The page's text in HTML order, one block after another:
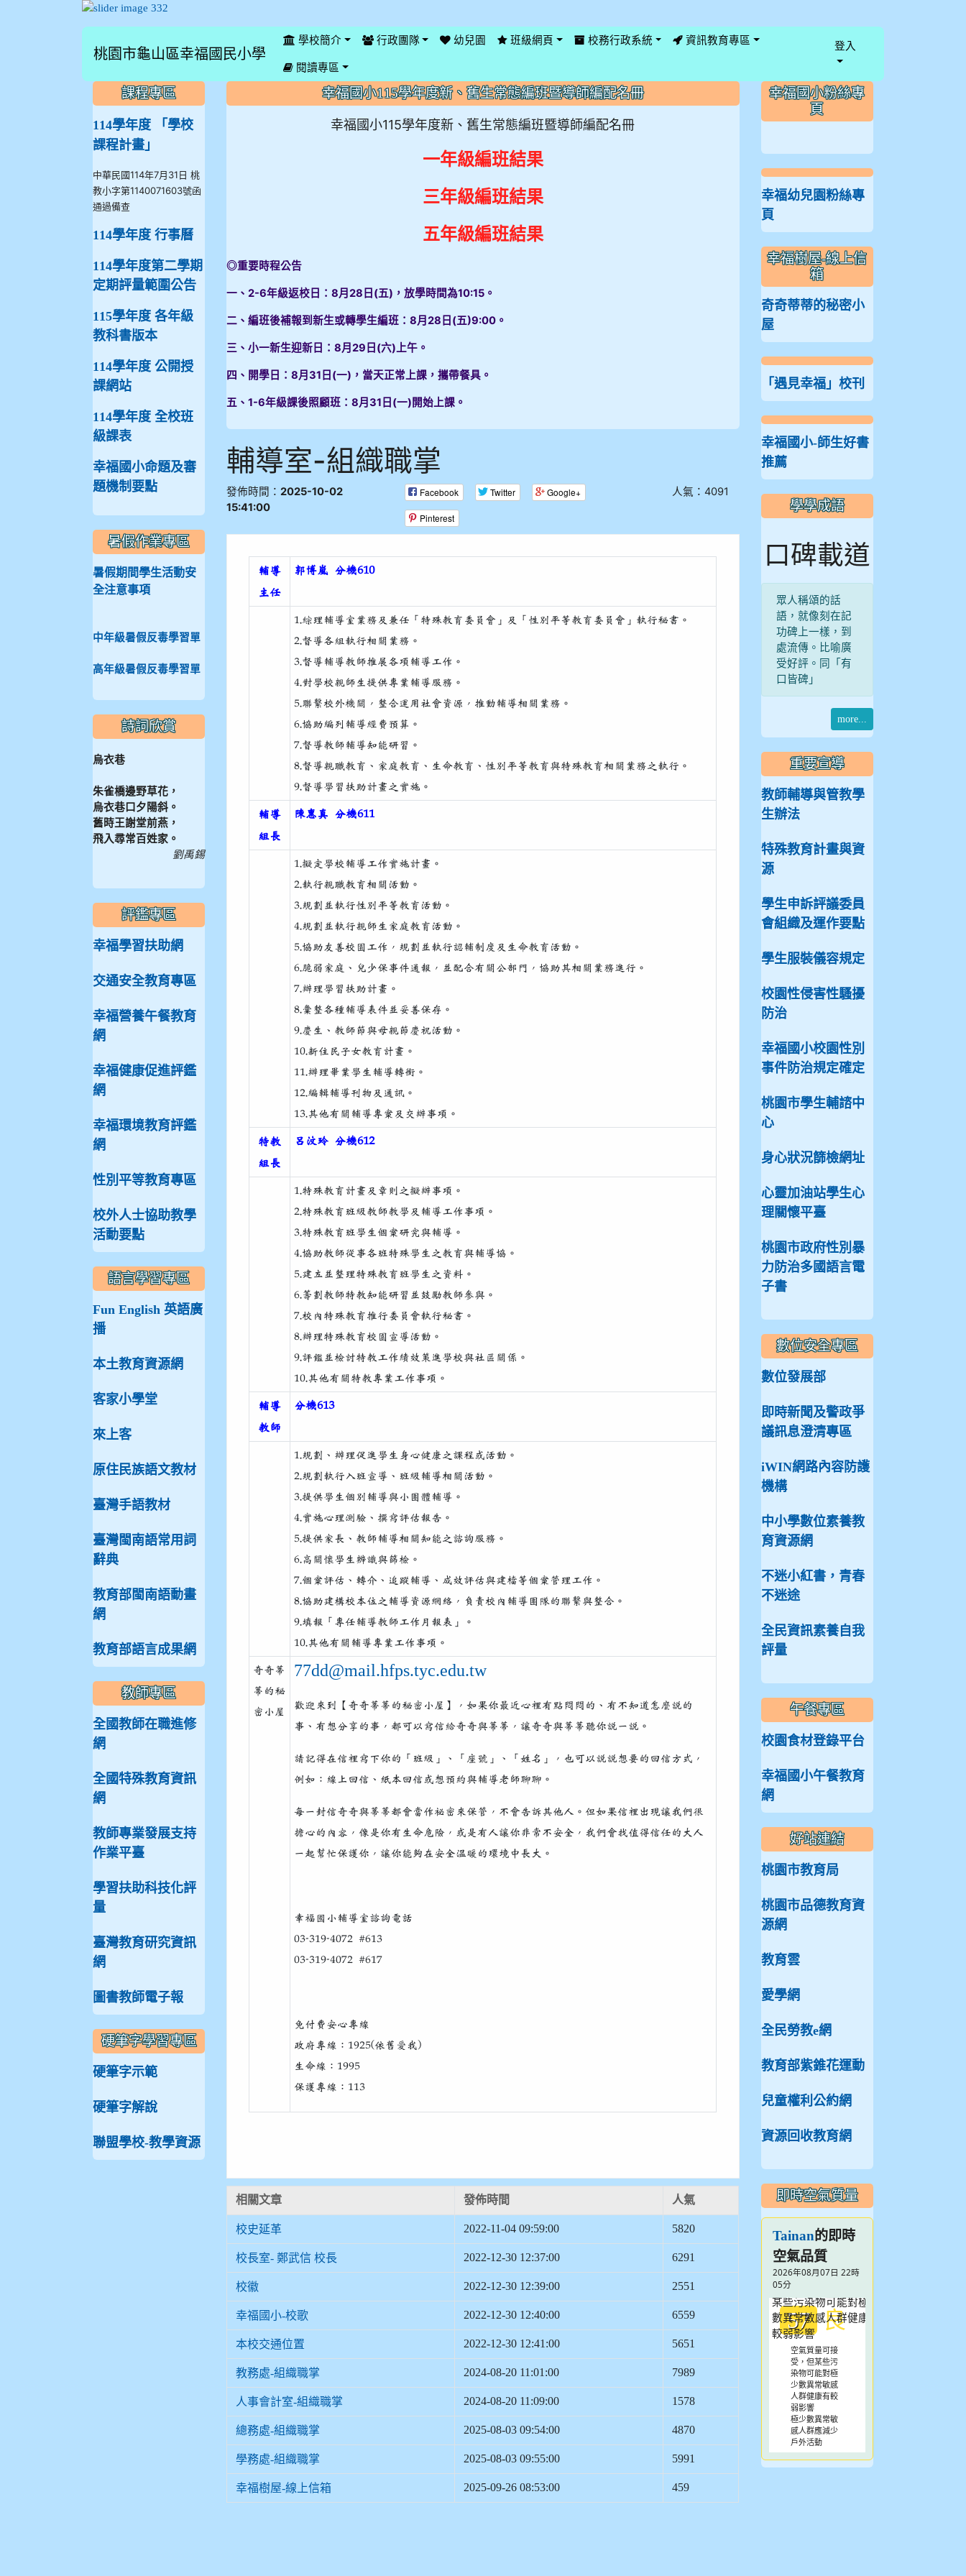
桃園市龜山區幸福國民小學
學校簡介 行政團隊 幼兒園 班級網頁 校務行政系統 資訊教育專區
閱讀專區
登入
::: 幸福國小115學年度新、舊生常態編班暨導師編配名冊
幸福國小115學年度新、舊生常態編班暨導師編配名冊
一年級編班結果
三年級編班結果
五年級編班結果
◎重要時程公告
一、2-6年級返校日：8月28日(五)，放學時間為10:15。
二、編班後補報到新生或轉學生編班：8月28日(五)9:00。
三、小一新生迎新日：8月29日(六)上午。
四、開學日：8月31日(一)，當天正常上課，攜帶餐具。
五、1-6年級課後照顧班：8月31日(一)開始上課。
輔導室-組織職掌
發佈時間：2025-10-02
15:41:00
Facebook Twitter Google+
Pinterest
人氣：4091
輔導
主任
郭博嵐 分機610
1.綜理輔導室業務及兼任「特殊教育委員會」及「性別平等教育委員會」執行秘書。
2.督導各組執行相關業務。
3.督導輔導教師推展各項輔導工作。
4.對學校親師生提供專業輔導服務。
5.聯繫校外機關，整合運用社會資源，推動輔導相關業務。
6.協助編列輔導經費預算。
7.督導教師輔導知能研習。
8.督導親職教育、家庭教育、生命教育、性別平等教育與特殊教育相關業務之執行。
9.督導學習扶助計畫之實施。
輔導
組長
陳惠真 分機611
1.擬定學校輔導工作實施計畫。
2.執行親職教育相關活動。
3.規劃並執行性別平等教育活動。
4.規劃並執行親師生家庭教育活動。
5.協助友善校園工作，規劃並執行認輔制度及生命教育活動。
6.脆弱家庭、兒少保事件通報，並配合有關公部門，協助其相關業務進行。
7.辦理學習扶助計畫。
8.彙整各種輔導表件並妥善保存。
9.慶生、教師節與母親節慶祝活動。
10.新住民子女教育計畫。
11.辦理畢業學生輔導轉銜。
12.編輯輔導刊物及通訊。
13.其他有關輔導專案及交辦事項。
特教
組長
呂汶玲 分機612
1.特殊教育計畫及章則之擬辦事項。
2.特殊教育班級教師教學及輔導工作事項。
3.特殊教育班學生個案研究與輔導。
4.協助教師從事各班特殊學生之教育與輔導協。
5.建立並整理特殊教育班學生之資料。
6.籌劃教師特教知能研習並鼓勵教師參與。
7.校內特殊教育推行委員會執行秘書。
8.辦理特殊教育校園宣導活動。
9.評鑑並檢討特教工作績效策進學校與社區關係。
10.其他有關特教專業工作事項。
輔導
教師
分機613
1.規劃、辦理促進學生身心健康之課程或活動。
2.規劃執行入班宣導、班級輔導相關活動。
3.提供學生個別輔導與小團體輔導。
4.實施心理測驗、撰寫評估報告。
5.提供家長、教師輔導相關知能之諮詢服務。
6.高關懷學生辨識與篩檢。
7.個案評估、轉介、追蹤輔導、成效評估與建檔等個案管理工作。
8.協助建構校本位之輔導資源網絡，負責校內輔導團隊的聯繫與整合。
9.填報「專任輔導教師工作月報表」。
10.其他有關輔導專業工作事項。
奇奇蒂
蒂的秘
密小屋
77dd@mail.hfps.tyc.edu.tw
歡迎來到【奇奇蒂蒂的秘密小屋】，如果你最近心裡有點悶悶的、有不知道怎麼說的
事、有想分享的事，都可以寫信給奇奇與蒂蒂，讓奇奇與蒂蒂聽你說一說。
請記得在信裡寫下你的「班級」、「座號」、「姓名」，也可以說說想要的回信方式，
例如：線上回信、紙本回信或想預約與輔導老師聊聊。
每一封信奇奇與蒂蒂都會當作祕密來保管，不會告訴其他人。但如果信裡出現讓我們很
擔心的內容，像是你有生命危險，或是有人讓你非常不安全，我們會找值得信任的大人
一起幫忙保護你，讓你能夠在安全溫暖的環境中長大。
幸福國小輔導室諮詢電話
03-319-4072 #613
03-319-4072 #617
免付費安心專線
政府專線：1925(依舊愛我)
生命線：1995
保護專線：113
相關文章 發佈時間 人氣
校史延革 2022-11-04 09:59:00 5820
校長室- 鄭武信 校長 2022-12-30 12:37:00 6291
校徽 2022-12-30 12:39:00 2551
幸福國小-校歌 2022-12-30 12:40:00 6559
本校交通位置 2022-12-30 12:41:00 5651
教務處-組織職掌 2024-08-20 11:01:00 7989
人事會計室-組織職掌 2024-08-20 11:09:00 1578
總務處-組織職掌 2025-08-03 09:54:00 4870
學務處-組織職掌 2025-08-03 09:55:00 5991
幸福樹屋-線上信箱 2025-09-26 08:53:00 459
::: 課程專區
114學年度 「學校
課程計畫」
中華民國114年7月31日 桃
教小字第1140071603號函
通過備查
114學年度 行事曆
114學年度第二學期
定期評量範圍公告
115學年度 各年級
教科書版本
114學年度 公開授
課網站
114學年度 全校班
級課表
幸福國小命題及審
題機制要點
暑假作業專區
暑假期間學生活動安
全注意事項
中年級暑假反毒學習單
高年級暑假反毒學習單
詩詞欣賞
烏衣巷
朱雀橋邊野草花，
烏衣巷口夕陽斜。
舊時王謝堂前燕，
飛入尋常百姓家。
劉禹錫
評鑑專區
幸福學習扶助網
交通安全教育專區
幸福營養午餐教育
網
幸福健康促進評鑑
網
幸福環境教育評鑑
網
性別平等教育專區
校外人士協助教學
活動要點
語言學習專區
Fun English 英語廣
播
本土教育資源網
客家小學堂
來上客
原住民族語文教材
臺灣手語教材
臺灣閩南語常用詞
辭典
教育部閩南語動畫
網
教育部語言成果網
教師專區
全國教師在職進修
網
全國特殊教育資訊
網
教師專業發展支持
作業平臺
學習扶助科技化評
量
臺灣教育研究資訊
網
圖書教師電子報
硬筆字學習專區
硬筆字示範
硬筆字解說
聯盟學校-教學資源
:::
幸福國小粉絲專
頁
幸福幼兒園粉絲專
頁
幸福樹屋-線上信
箱
奇奇蒂蒂的秘密小
屋
「遇見幸福」校刊
幸福國小-師生好書
推薦
學學成語
口碑載道
眾人稱頌的話
語，就像刻在記
功碑上一樣，到
處流傳。比喻廣
受好評。同「有
口皆碑」
more...
重要宣導
教師輔導與管教學
生辦法
特殊教育計畫與資
源
學生申訴評議委員
會組織及運作要點
學生服裝儀容規定
校園性侵害性騷擾
防治
幸福國小校園性別
事件防治規定確定
桃園市學生輔諮中
心
身心狀況篩檢網址
心靈加油站學生心
理關懷平臺
桃園市政府性別暴
力防治多國語言電
子書
數位安全專區
數位發展部
即時新聞及警政爭
議訊息澄清專區
iWIN網路內容防護
機構
中小學數位素養教
育資源網
不迷小紅書，青春
不迷途
全民資訊素養自我
評量
午餐專區
校園食材登錄平台
幸福國小午餐教育
網
好站連結
桃園市教育局
桃園市品德教育資
源網
教育雲
愛學網
全民勞教e網
教育部紫錐花運動
兒童權利公約網
資源回收教育網
即時空氣質量
Tainan的即時
空氣品質
2026年08月07日 22時
05分
57 良
空氣質量可接
受，但某些污
染物可能對極
少數異常敏感
人群健康有較
弱影響
極少數異常敏
感人群應減少
戶外活動